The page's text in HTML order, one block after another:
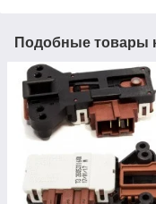
Подобные товары